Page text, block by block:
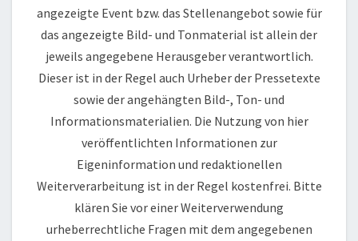
angezeigte Event bzw. das Stellenangebot sowie für
das angezeigte Bild- und Tonmaterial ist allein der
jeweils angegebene Herausgeber verantwortlich.
Dieser ist in der Regel auch Urheber der Pressetexte
sowie der angehängten Bild-, Ton- und
Informationsmaterialien. Die Nutzung von hier
veröffentlichten Informationen zur
Eigeninformation und redaktionellen
Weiterverarbeitung ist in der Regel kostenfrei. Bitte
klären Sie vor einer Weiterverwendung
urheberrechtliche Fragen mit dem angegebenen